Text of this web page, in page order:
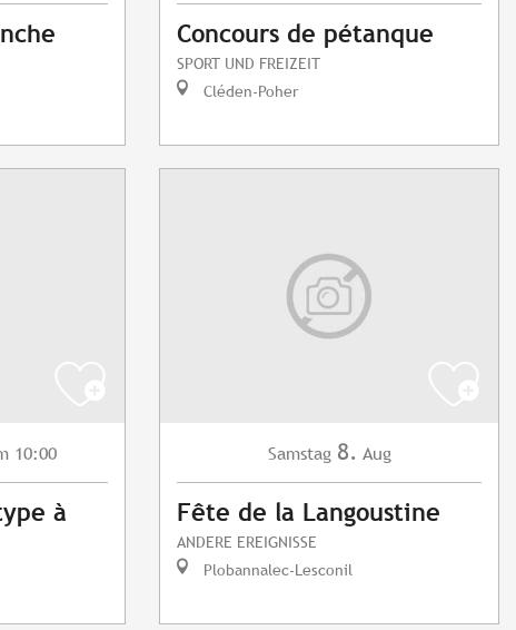
Concours de pétanque
SPORT UND FREIZEIT
Cléden-Poher
10:00
à
Samstag 8. Aug
Fête de la Langoustine
ANDERE EREIGNISSE
Plobannalec-Lesconil